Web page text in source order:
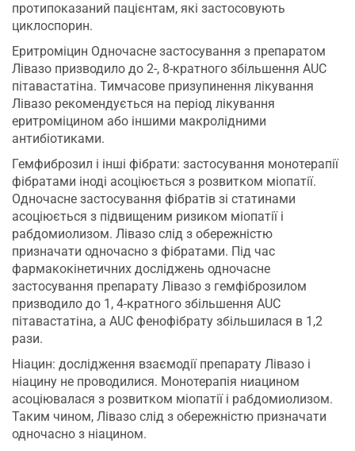
протипоказаний пацієнтам, які застосовують
циклоспорин.
Еритроміцин Одночасне застосування з препаратом
Лівазо призводило до 2-, 8-кратного збільшення AUC
пітавастатіна. Тимчасове призупинення лікування
Лівазо рекомендується на період лікування
еритроміцином або іншими макролідними
антибіотиками.
Гемфиброзил і інші фібрати: застосування монотерапії
фібратами іноді асоціюється з розвитком міопатії.
Одночасне застосування фібратів зі статинами
асоціюється з підвищеним ризиком міопатії і
рабдомиолизом. Лівазо слід з обережністю
призначати одночасно з фібратами. Під час
фармакокінетичних досліджень одночасне
застосування препарату Лівазо з гемфіброзилом
призводило до 1, 4-кратного збільшення AUC
пітавастатіна, а AUC фенофібрату збільшилася в 1,2
рази.
Ніацин: дослідження взаємодії препарату Лівазо і
ніацину не проводилися. Монотерапія ниацином
асоціювалася з розвитком міопатії і рабдомиолизом.
Таким чином, Лівазо слід з обережністю призначати
одночасно з ніацином.